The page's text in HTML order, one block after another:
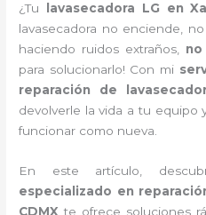
¿Tu
lavasecadora LG en
lavasecadora no enciende,
haciendo ruidos extraños,
para solucionarlo! Con mi
reparación de
devolverle la vida a tu equipo
funcionar como nueva.
En este artículo,
especializado en
CDMX te ofrece soluciones